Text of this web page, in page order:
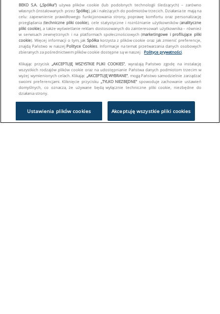
BEKO S.A. („Spółka")używa plików cookie (lub podobnych technologii śledzących) – zarówno
własnych (instalowanych przezSpółkę), jak i należących do podmiotów trzecich. Działania te mają na
celu: zapewnienie prawidłowego funkcjonowania strony, poprawę komfortu oraz personalizację
przeglądania (techniczne pliki cookie), cele statystyczne i rozróżnianie użytkowników (analityczne
pliki cookie), a także wyświetlanie reklam dostosowanych do zainteresowań użytkownika – również
w serwisach zewnętrznych i na platformach społecznościowych (marketingowe i profilujące pliki
cookie). Więcej informacji o tym, jakSpółka korzysta z plików cookie oraz jak zmienić preferencje,
znajdą Państwo w naszejPolityce Cookies . Informacje na temat przetwarzania danych osobowych
zbieranych za pośrednictwem plików cookie dostępne są w naszej
Polityce prywatności
Klikając przycisk „AKCEPTUJĘ WSZYSTKIE PLIKI COOKIES" , wyrażają Państwo zgodę na instalację
wszystkich rodzajów plików cookie oraz na udostępnianie Państwa danych podmiotom trzecim w
wyżej wymienionych celach. Klikając „AKCEPTUJĘ WYBRANE" , mogą Państwo samodzielnie zarządzać
swoimi preferencjami. Kliknięcie przycisku „TYLKO NIEZBĘDNE" spowoduje zachowanie ustawień
domyślnych, co oznacza, że używane będą wyłącznie techniczne pliki cookie, niezbędne do
działania strony.
Ustawienia plików cookies Akceptuję wszystkie pliki cookies